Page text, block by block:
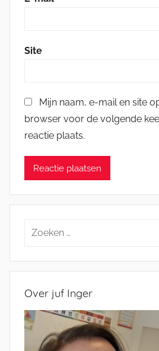
Site
Mijn naam, e-mail en site
browser voor de volgende
reactie plaats.
Zoeken
Over juf Inger